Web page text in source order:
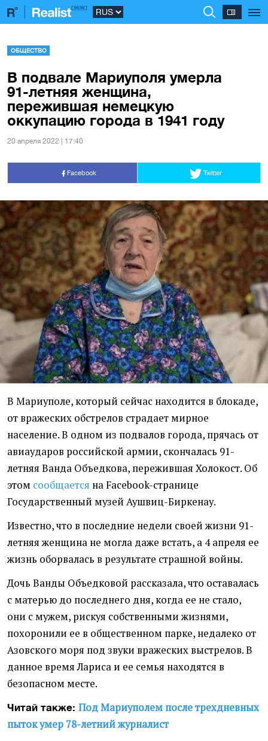
ОБЩЕСТВО
В подвале Мариуполя умерла
91-летняя женщина,
пережившая немецкую
оккупацию города в 1941 году
20 апреля 2022 | 17:40
Facebook Twitter
В Мариуполе, который сейчас находится в блокаде,
от вражеских обстрелов страдает мирное
население. В одном из подвалов города, прячась от
авиаударов российской армии, скончалась 91-
летняя Ванда Объедкова, пережившая Холокост. Об
этом сообщается на Facebook-странице
Государственный музей Аушвиц-Биркенау.
Известно, что в последние недели своей жизни 91-
летняя женщина не могла даже встать, а 4 апреля ее
жизнь оборвалась в результате страшной войны.
Дочь Ванды Объедковой рассказала, что оставалась
с матерью до последнего дня, когда ее не стало,
они с мужем, рискуя собственными жизнями,
похоронили ее в общественном парке, недалеко от
Азовского моря под звуки вражеских выстрелов. В
данное время Лариса и ее семья находятся в
безопасном месте.
Читай также: Под Мариуполем после трехдневных
пыток умер 78-летний журналист